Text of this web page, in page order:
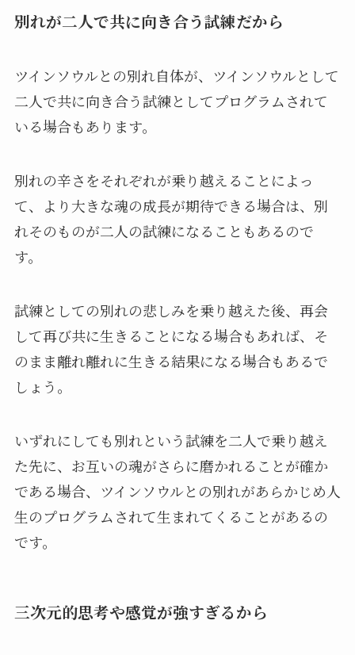
別れが二人で共に向き合う試練だから
ツインソウルとの別れ自体が、ツインソウルとして
二人で共に向き合う試練としてプログラムされて
いる場合もあります。
別れの辛さをそれぞれが乗り越えることによっ
て、より大きな魂の成長が期待できる場合は、別
れそのものが二人の試練になることもあるので
す。
試練としての別れの悲しみを乗り越えた後、再会
して再び共に生きることになる場合もあれば、そ
のまま離れ離れに生きる結果になる場合もあるで
しょう。
いずれにしても別れという試練を二人で乗り越え
た先に、お互いの魂がさらに磨かれることが確か
である場合、ツインソウルとの別れがあらかじめ人
生のプログラムされて生まれてくることがあるの
です。
三次元的思考や感覚が強すぎるから